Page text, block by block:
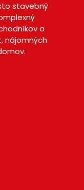
stavebný
a
nájomných